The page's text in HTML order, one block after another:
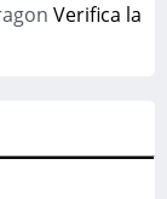
Verifica la